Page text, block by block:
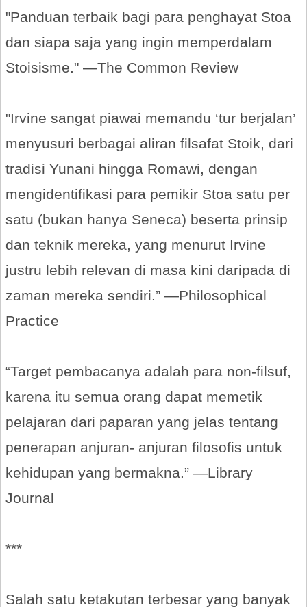
"Panduan terbaik bagi para penghayat Stoa
dan siapa saja yang ingin memperdalam
Stoisisme." —The Common Review
"Irvine sangat piawai memandu ‘tur berjalan’
menyusuri berbagai aliran filsafat Stoik, dari
tradisi Yunani hingga Romawi, dengan
mengidentifikasi para pemikir Stoa satu per
satu (bukan hanya Seneca) beserta prinsip
dan teknik mereka, yang menurut Irvine
justru lebih relevan di masa kini daripada di
zaman mereka sendiri.” —Philosophical
Practice
“Target pembacanya adalah para non-filsuf,
karena itu semua orang dapat memetik
pelajaran dari paparan yang jelas tentang
penerapan anjuran- anjuran filosofis untuk
kehidupan yang bermakna.” —Library
Journal
***
Salah satu ketakutan terbesar yang banyak